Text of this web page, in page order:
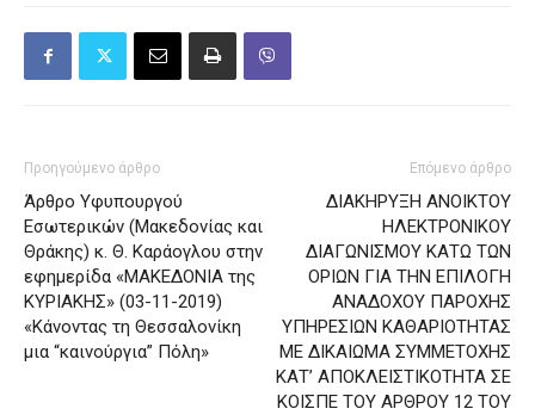
Προηγούμενο άρθρο
Άρθρο Υφυπουργού
Εσωτερικών (Μακεδονίας και
Θράκης) κ. Θ. Καράογλου στην
εφημερίδα «ΜΑΚΕΔΟΝΙΑ της
ΚΥΡΙΑΚΗΣ» (03-11-2019)
«Κάνοντας τη Θεσσαλονίκη
μια “καινούργια” Πόλη»
Επόμενο άρθρο
ΔΙΑΚΗΡΥΞΗ ΑΝΟΙΚΤΟΥ
ΗΛΕΚΤΡΟΝΙΚΟΥ
ΔΙΑΓΩΝΙΣΜΟΥ ΚΑΤΩ ΤΩΝ
ΟΡΙΩΝ ΓΙΑ ΤΗΝ ΕΠΙΛΟΓΗ
ΑΝΑΔΟΧΟΥ ΠΑΡΟΧΗΣ
ΥΠΗΡΕΣΙΩΝ ΚΑΘΑΡΙΟΤΗΤΑΣ
ΜΕ ΔΙΚΑΙΩΜΑ ΣΥΜΜΕΤΟΧΗΣ
ΚΑΤ’ ΑΠΟΚΛΕΙΣΤΙΚΟΤΗΤΑ ΣΕ
ΚΟΙΣΠΕ ΤΟΥ ΑΡΘΡΟΥ 12 ΤΟΥ